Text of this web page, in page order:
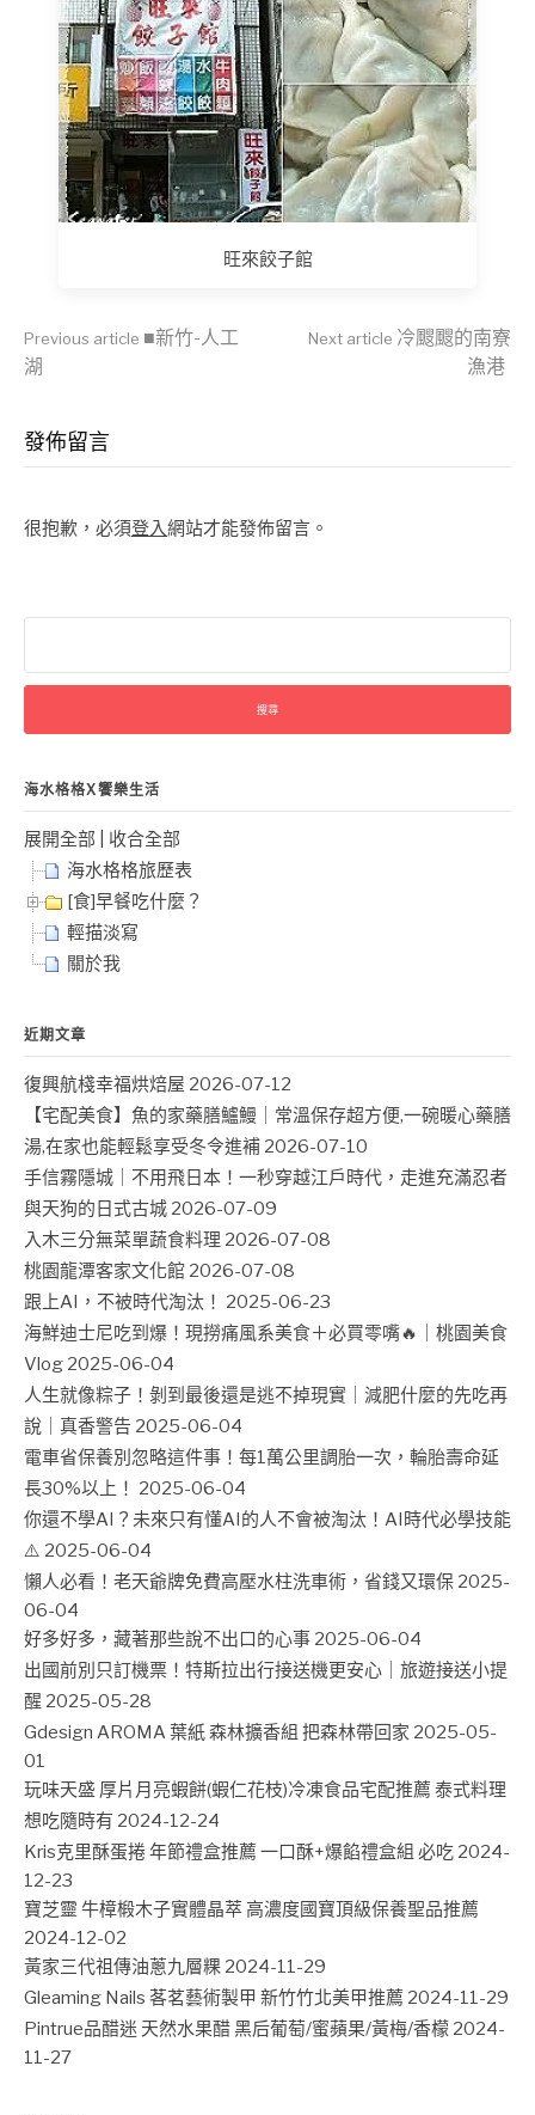
旺來餃子館
Continue
Reading
Previous article ■新竹-人工
湖
Next article 冷颼颼的南寮
漁港
發佈留言
很抱歉，必須登入網站才能發佈留言。
關
字:
海水格格X饗樂生活
展開全部
收合全部
海水格格旅歷表
[食]早餐吃什麼？
輕描淡寫
關於我
近期文章
復興航棧幸福烘焙屋 2026-07-12
【宅配美食】魚的家藥膳鱸鰻｜常溫保存超方便,一碗暖心藥膳
湯,在家也能輕鬆享受冬令進補 2026-07-10
手信霧隱城｜不用飛日本！一秒穿越江戶時代，走進充滿忍者
與天狗的日式古城 2026-07-09
入木三分無菜單蔬食料理 2026-07-08
桃園龍潭客家文化館 2026-07-08
跟上AI，不被時代淘汰！ 2025-06-23
海鮮迪士尼吃到爆！現撈痛風系美食＋必買零嘴🔥｜桃園美食
Vlog 2025-06-04
人生就像粽子！剝到最後還是逃不掉現實｜減肥什麼的先吃再
說｜真香警告 2025-06-04
電車省保養別忽略這件事！每1萬公里調胎一次，輪胎壽命延
長30%以上！ 2025-06-04
你還不學AI？未來只有懂AI的人不會被淘汰！AI時代必學技能
⚠️ 2025-06-04
懶人必看！老天爺牌免費高壓水柱洗車術，省錢又環保 2025-
06-04
好多好多，藏著那些說不出口的心事 2025-06-04
出國前別只訂機票！特斯拉出行接送機更安心｜旅遊接送小提
醒 2025-05-28
Gdesign AROMA 葉紙 森林擴香組 把森林帶回家 2025-05-
01
玩味天盛 厚片月亮蝦餅(蝦仁花枝)冷凍食品宅配推薦 泰式料理
想吃隨時有 2024-12-24
Kris克里酥蛋捲 年節禮盒推薦 一口酥+爆餡禮盒組 必吃 2024-
12-23
寶芝靈 牛樟椴木子實體晶萃 高濃度國寶頂級保養聖品推薦
2024-12-02
黃家三代祖傳油蔥九層粿 2024-11-29
Gleaming Nails 茖茗藝術製甲 新竹竹北美甲推薦 2024-11-29
Pintrue品醋迷 天然水果醋 黑后葡萄/蜜蘋果/黃梅/香檬 2024-
11-27